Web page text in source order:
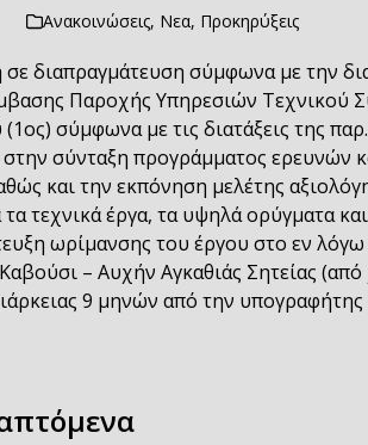
Ανακοινώσεις, Νεα, Προκηρύξεις
διαπραγμάτευση σύμφωνα με την
Παροχής Υπηρεσιών Τεχνικού
σύμφωνα με τις διατάξεις της
σύνταξη προγράμματος ερευνών
και την εκπόνηση μελέτης
τα τεχνικά έργα, τα υψηλά ορύγματα
ωρίμανσης του έργου στο εν
– Αυχήν Αγκαθιάς Σητείας
9 μηνών από την